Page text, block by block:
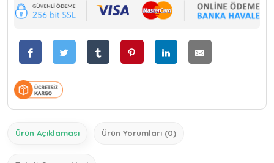
Ürün Açıklaması Ürün Yorumları (0)